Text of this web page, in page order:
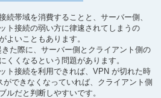
続帯域を消費することと、サーバー側、
ト接続の弱い方に律速されてしまうの
よいこともあります。
た際に、サーバー側とクライアント側の
くくなるという問題があります。
ト接続を利用できれば、VPN が切れた時
できなくなっていれば、クライアント側
ルだと判断しやすいです。